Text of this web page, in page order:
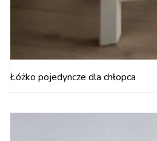
Łóżko pojedyncze dla chłopca